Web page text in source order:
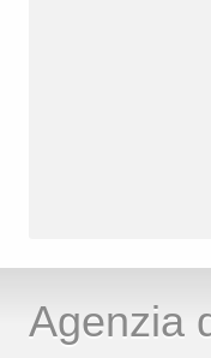
Agenzia